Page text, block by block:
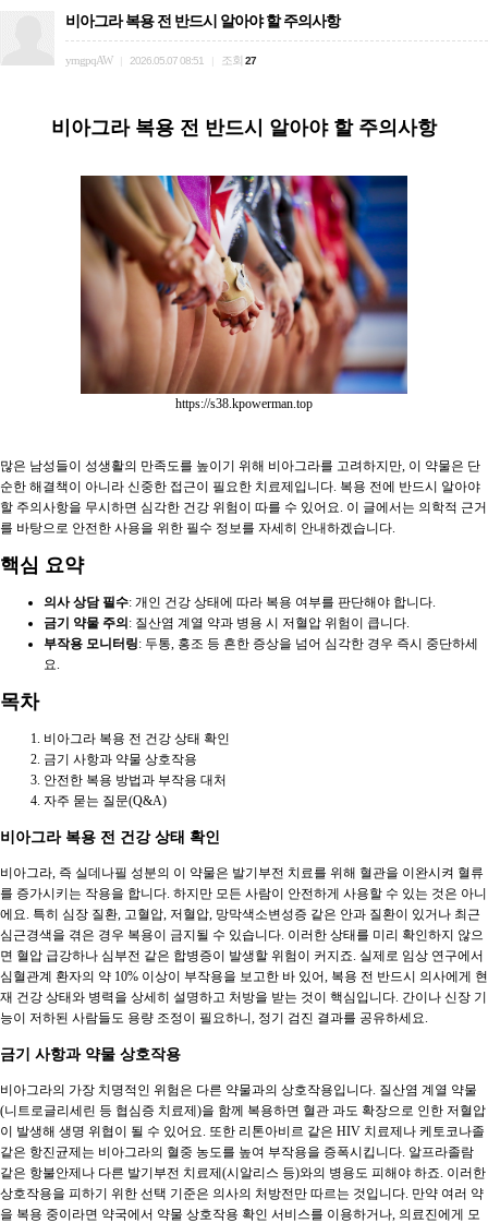
비아그라 복용 전 반드시 알아야 할 주의사항
yrngpqAW 2026.05.07 08:51 조회 27
비아그라 복용 전 반드시 알아야 할 주의사항
https://s38.kpowerman.top
많은 남성들이 성생활의 만족도를 높이기 위해 비아그라를 고려하지만, 이 약물은 단
순한 해결책이 아니라 신중한 접근이 필요한 치료제입니다. 복용 전에 반드시 알아야
할 주의사항을 무시하면 심각한 건강 위험이 따를 수 있어요. 이 글에서는 의학적 근거
를 바탕으로 안전한 사용을 위한 필수 정보를 자세히 안내하겠습니다.
핵심 요약
의사 상담 필수: 개인 건강 상태에 따라 복용 여부를 판단해야 합니다.
금기 약물 주의 : 질산염 계열 약과 병용 시 저혈압 위험이 큽니다.
부작용 모니터링: 두통, 홍조 등 흔한 증상을 넘어 심각한 경우 즉시 중단하세
요.
목차
비아그라 복용 전 건강 상태 확인
금기 사항과 약물 상호작용
안전한 복용 방법과 부작용 대처
자주 묻는 질문(Q&A)
비아그라 복용 전 건강 상태 확인
비아그라, 즉 실데나필 성분의 이 약물은 발기부전 치료를 위해 혈관을 이완시켜 혈류
를 증가시키는 작용을 합니다. 하지만 모든 사람이 안전하게 사용할 수 있는 것은 아니
에요. 특히 심장 질환, 고혈압, 저혈압, 망막색소변성증 같은 안과 질환이 있거나 최근
심근경색을 겪은 경우 복용이 금지될 수 있습니다. 이러한 상태를 미리 확인하지 않으
면 혈압 급강하나 심부전 같은 합병증이 발생할 위험이 커지죠. 실제로 임상 연구에서
심혈관계 환자의 약 10% 이상이 부작용을 보고한 바 있어, 복용 전 반드시 의사에게 현
재 건강 상태와 병력을 상세히 설명하고 처방을 받는 것이 핵심입니다. 간이나 신장 기
능이 저하된 사람들도 용량 조정이 필요하니, 정기 검진 결과를 공유하세요.
금기 사항과 약물 상호작용
비아그라의 가장 치명적인 위험은 다른 약물과의 상호작용입니다. 질산염 계열 약물
(니트로글리세린 등 협심증 치료제)을 함께 복용하면 혈관 과도 확장으로 인한 저혈압
이 발생해 생명 위협이 될 수 있어요. 또한 리톤아비르 같은 HIV 치료제나 케토코나졸
같은 항진균제는 비아그라의 혈중 농도를 높여 부작용을 증폭시킵니다. 알프라졸람
같은 항불안제나 다른 발기부전 치료제(시알리스 등)와의 병용도 피해야 하죠. 이러한
상호작용을 피하기 위한 선택 기준은 의사의 처방전만 따르는 것입니다. 만약 여러 약
을 복용 중이라면 약국에서 약물 상호작용 확인 서비스를 이용하거나, 의료진에게 모